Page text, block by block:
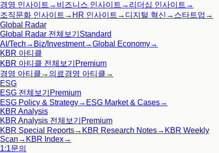
경영 인사이트 → 비즈니스 인사이트 → 리더십 인사이트 →
조직문화 인사이트 → HR 인사이트 → 디지털 혁신 → 스타트업 →
Global Radar
Global Radar 전체보기 Standard
AI/Tech → Biz/Investment→Global Economy→
KBR 아티클
KBR 아티클 전체보기 Premium
경영 아티클 → 의료경영 아티클 →
ESG
ESG 전체보기 Premium
ESG Policy & Strategy→ ESG Market & Cases→
KBR Analysis
KBR Analysis 전체보기 Premium
KBR Special Reports→ KBR Research Notes→ KBR Weekly
Scan → KBR Index→
1:1문의